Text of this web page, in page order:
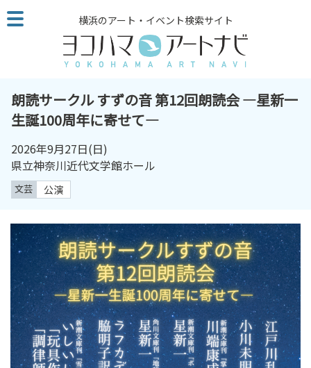
こ
の
ペ
の
リ
ン
ク
横浜のアート・イベント検索サイト
朗読サークル すずの音 第12回朗読会 ―星新一
生誕100周年に寄せて―
2026年9月27日(日)
県立神奈川近代文学館ホール
文芸 公演